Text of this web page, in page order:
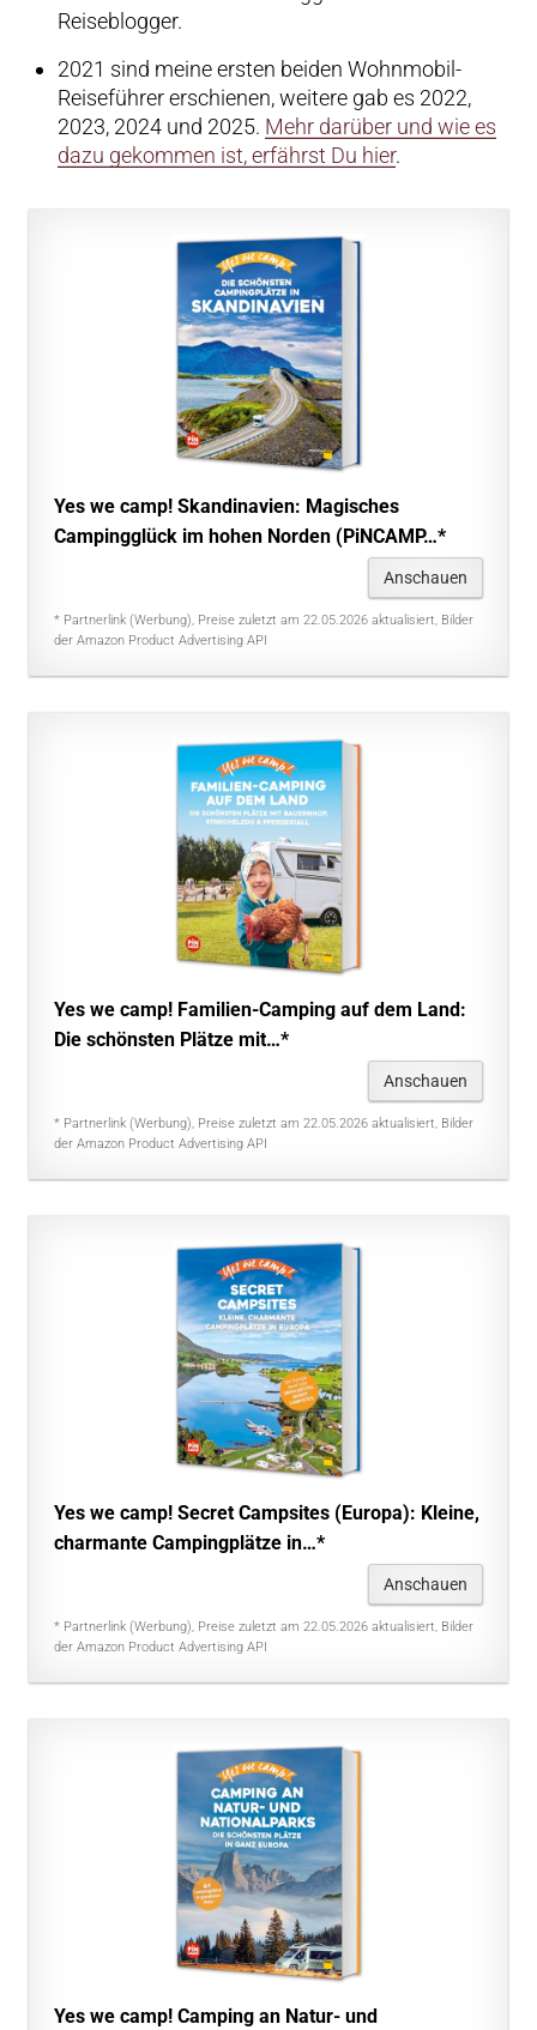
Reiseblogger.
2021 sind meine ersten beiden Wohnmobil-
Reiseführer erschienen, weitere gab es 2022,
2023, 2024 und 2025. Mehr darüber und wie es
dazu gekommen ist, erfährst Du hier.
Yes we camp! Skandinavien: Magisches
Campingglück im hohen Norden (PiNCAMP…*
Anschauen
* Partnerlink (Werbung), Preise zuletzt am 22.05.2026 aktualisiert, Bilder
der Amazon Product Advertising API
Yes we camp! Familien-Camping auf dem Land:
Die schönsten Plätze mit…*
Anschauen
* Partnerlink (Werbung), Preise zuletzt am 22.05.2026 aktualisiert, Bilder
der Amazon Product Advertising API
Yes we camp! Secret Campsites (Europa): Kleine,
charmante Campingplätze in…*
Anschauen
* Partnerlink (Werbung), Preise zuletzt am 22.05.2026 aktualisiert, Bilder
der Amazon Product Advertising API
Yes we camp! Camping an Natur- und